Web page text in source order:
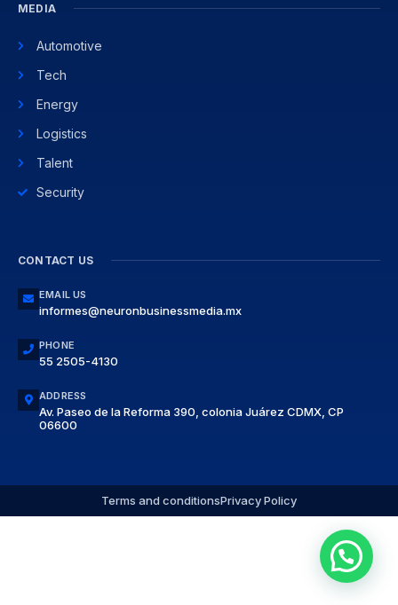
MEDIA
Automotive
Tech
Energy
Logistics
Talent
Security
CONTACT US
EMAIL US
informes@neuronbusinessmedia.mx
PHONE
55 2505-4130
ADDRESS
Av. Paseo de la Reforma 390, colonia Juárez CDMX, CP
06600
Terms and conditionsPrivacy Policy